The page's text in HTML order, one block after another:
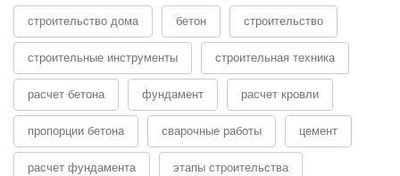
строительство дома бетон строительство
строительные инструменты строительная техника
расчет бетона фундамент расчет кровли
пропорции бетона сварочные работы цемент
расчет фундамента этапы строительства